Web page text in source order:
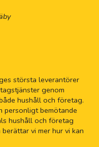
största leverantörer
genom
hushåll och företag.
personligt bemötande
hushåll och företag
vi mer hur vi kan